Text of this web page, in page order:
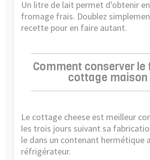
Un litre de lait permet d'obtenir
fromage frais. Doublez
recette pour en faire autant.
Comment conserver
cottage maison
Le cottage cheese est meilleur
les trois jours suivant sa
le dans un contenant hermétique
réfrigérateur.